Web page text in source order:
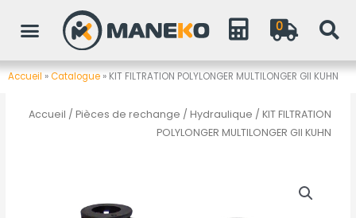
0
Accueil »Catalogue » KIT FILTRATION POLYLONGER MULTILONGER GII KUHN
Accueil / Pièces de rechange / Hydraulique / KIT FILTRATION
POLYLONGER MULTILONGER GII KUHN